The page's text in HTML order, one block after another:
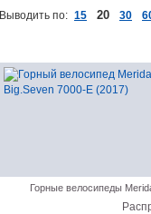
Выводить по: 15 20 30
Горные велосипеды